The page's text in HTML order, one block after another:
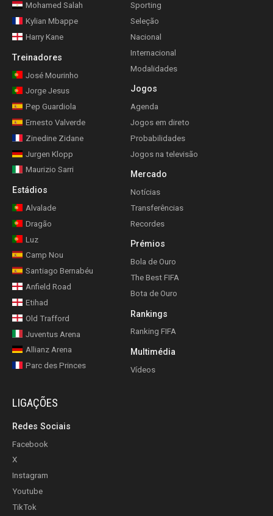
Mohamed Salah
Kylian Mbappe
Harry Kane
Treinadores
José Mourinho
Jorge Jesus
Pep Guardiola
Ernesto Valverde
Zinedine Zidane
Jurgen Klopp
Maurizio Sarri
Estádios
Alvalade
Dragão
Luz
Camp Nou
Santiago Bernabéu
Anfield Road
Etihad
Old Trafford
Juventus Arena
Allianz Arena
Parc des Princes
Sporting
Seleção
Nacional
Internacional
Modalidades
Jogos
Agenda
Jogos em direto
Probabilidades
Jogos na televisão
Mercado
Notícias
Transferências
Recordes
Prémios
Bola de Ouro
The Best FIFA
Bota de Ouro
Rankings
Ranking FIFA
Multimédia
Vídeos
LIGAÇÕES
Redes Sociais
Facebook
X
Instagram
Youtube
TikTok